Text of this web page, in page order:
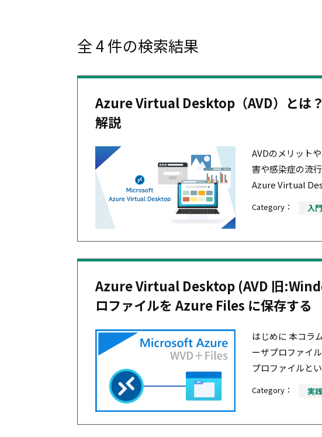
全 4 件の検索結果
Azure Virtual Desktop（AVD）とは
解説
AVDのメリット
害や感染症の流
Azure Virtual
Category： 入
Azure Virtual Desktop (AVD 旧
ロファイルを Azure Files に保存する
はじめに 本コラ
ーザプロファイ
プロファイルと
Category： 実